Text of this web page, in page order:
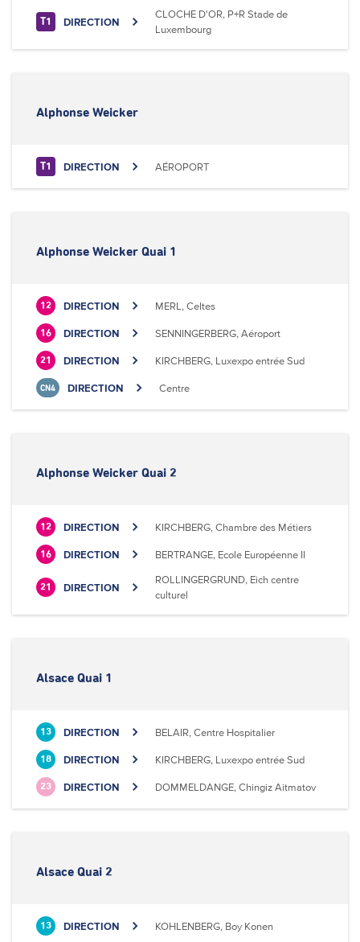
T1 DIRECTION
CLOCHE D'OR, P+R Stade de
Luxembourg
Alphonse Weicker
T1 DIRECTION AÉROPORT
Alphonse Weicker Quai 1
12 DIRECTION MERL, Celtes
16 DIRECTION SENNINGERBERG, Aéroport
21 DIRECTION KIRCHBERG, Luxexpo entrée Sud
CN4 DIRECTION Centre
Alphonse Weicker Quai 2
12 DIRECTION KIRCHBERG, Chambre des Métiers
16 DIRECTION BERTRANGE, Ecole Européenne II
21 DIRECTION
ROLLINGERGRUND, Eich centre
culturel
Alsace Quai 1
13 DIRECTION BELAIR, Centre Hospitalier
18 DIRECTION KIRCHBERG, Luxexpo entrée Sud
23 DIRECTION DOMMELDANGE, Chingiz Aitmatov
Alsace Quai 2
13 DIRECTION KOHLENBERG, Boy Konen